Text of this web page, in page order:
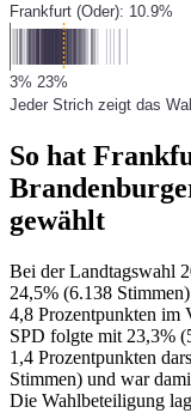
Frankfurt (Oder): 10.9%
3% 23%
Jeder Strich zeigt das
So hat
gewählt
Bei der Landtagswahl
24,5% (6.138
4,8 Prozentpunkten im
SPD folgte mit 23,3%
1,4 Prozentpunkten
Stimmen) und war
Die Wahlbeteiligung